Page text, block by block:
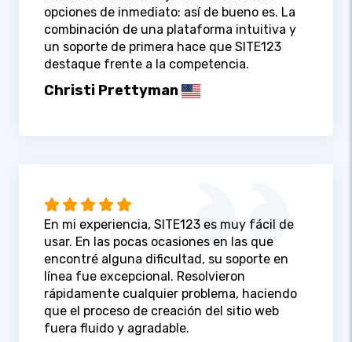
opciones de inmediato: así de bueno es. La
combinación de una plataforma intuitiva y
un soporte de primera hace que SITE123
destaque frente a la competencia.
Christi Prettyman
En mi experiencia, SITE123 es muy fácil de
usar. En las pocas ocasiones en las que
encontré alguna dificultad, su soporte en
línea fue excepcional. Resolvieron
rápidamente cualquier problema, haciendo
que el proceso de creación del sitio web
fuera fluido y agradable.